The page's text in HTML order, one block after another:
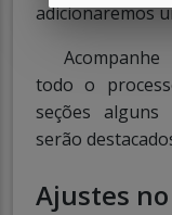
adicionaremos
todo o
seções
serão
Ajustes